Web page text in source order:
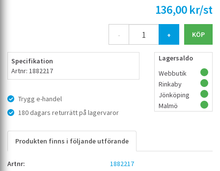
136,00 kr/st
- +
Specifikation
Artnr: 1882217
Trygg e-handel
180 dagars returrätt på lagervaror
Lagersaldo
Webbutik
Rinkaby
Jönköping
Malmö
Produkten finns i följande utförande
1882217